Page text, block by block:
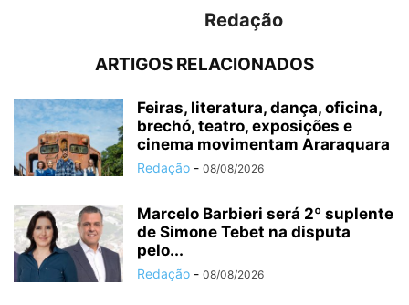
Redação
ARTIGOS RELACIONADOS
Feiras, literatura, dança, oficina,
brechó, teatro, exposições e
cinema movimentam Araraquara
Redação - 08/08/2026
Marcelo Barbieri será 2º suplente
de Simone Tebet na disputa
pelo...
Redação - 08/08/2026